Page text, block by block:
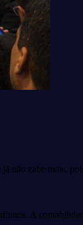
não cabe mais,
A